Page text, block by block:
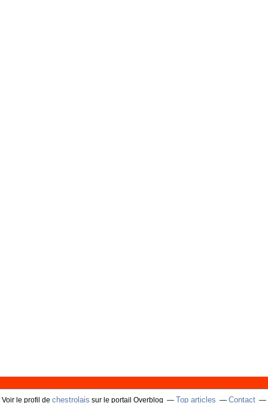
Voir le profil de chestrolais sur le portail Overblog Top articles Contact